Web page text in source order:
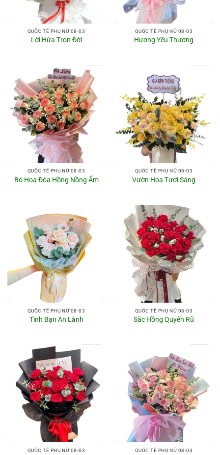
QUỐC TẾ PHỤ NỮ 08-03
Lời Hứa Trọn Đời
QUỐC TẾ PHỤ NỮ 08-03
Hương Yêu Thương
QUỐC TẾ PHỤ NỮ 08-03
Bó Hoa Đóa Hồng Nồng Ấm
QUỐC TẾ PHỤ NỮ 08-03
Vườn Hoa Tươi Sáng
QUỐC TẾ PHỤ NỮ 08-03
Tình Bạn An Lành
QUỐC TẾ PHỤ NỮ 08-03
Sắc Hồng Quyến Rũ
QUỐC TẾ PHỤ NỮ 08-03 QUỐC TẾ PHỤ NỮ 08-03